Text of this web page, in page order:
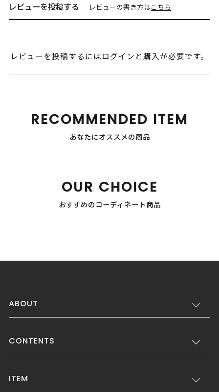
レビューを投稿する レビューの書き方はこちら
レビューを投稿するにはログイン と購入が必要です。
RECOMMENDED ITEM
あなたにオススメの商品
OUR CHOICE
おすすめのコーディネート商品
ABOUT
CONTENTS
ITEM